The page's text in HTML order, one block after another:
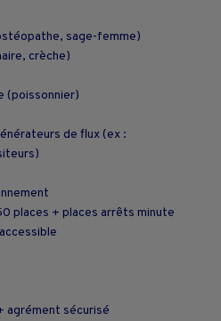
sage-femme)
crèche)
(poissonnier)
de flux (ex :
places + places arrêts minute
agrément sécurisé